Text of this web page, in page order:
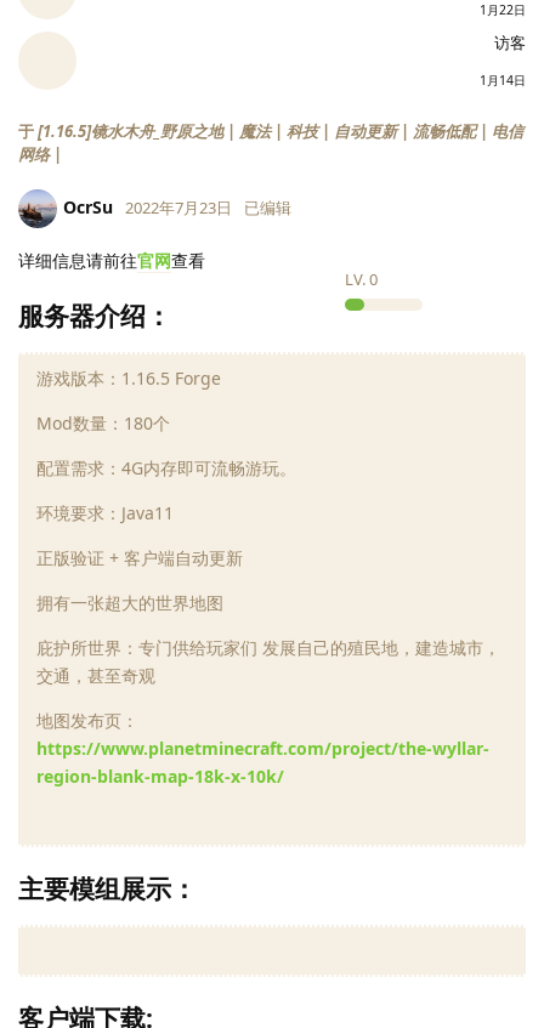
1月22日
访客
1月14日
于[1.16.5]镜水木舟_野原之地 | 魔法 | 科技 | 自动更新 | 流畅低配 | 电信
网络 |
OcrSu
LV.0
2022年7月23日 已编辑
详细信息请前往官网查看
服务器介绍：
游戏版本：1.16.5 Forge
Mod数量：180个
配置需求：4G内存即可流畅游玩。
环境要求：Java11
正版验证 + 客户端自动更新
拥有一张超大的世界地图
庇护所世界：专门供给玩家们 发展自己的殖民地，建造城市，
交通，甚至奇观
地图发布页：
https://www.planetminecraft.com/project/the-wyllar-
region-blank-map-18k-x-10k/
主要模组展示：
客户端下载: